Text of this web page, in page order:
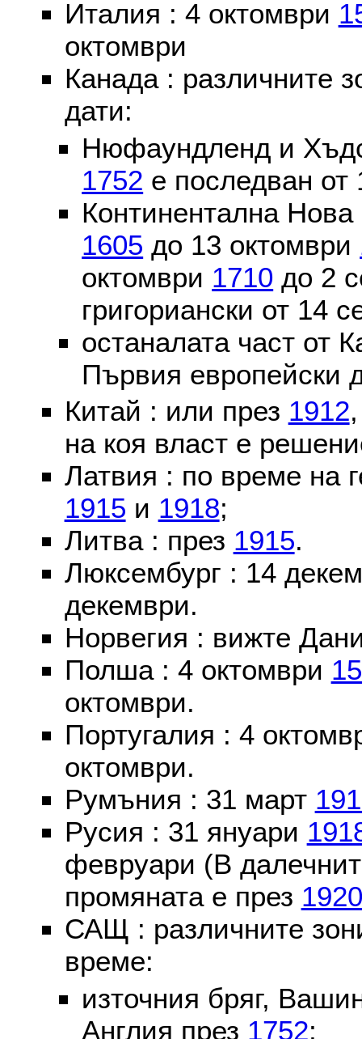
Италия : 4 октомври
октомври
Канада : различните
дати:
Нюфаундленд и
1752 е последван от
Континентална
1605 до 13 октомври
октомври 1710 до 2
григориански от 14
останалата част от
Първия европейски
Китай : или през 1912
на коя власт е
Латвия : по време на
1915 и 1918;
Литва : през 1915.
Люксембург : 14
декември.
Норвегия : вижте
Полша : 4 октомври
октомври.
Португалия : 4
октомври.
Румъния : 31 март
Русия : 31 януари
февруари (В
промяната е през 1920
САЩ : различните
време:
източния бряг,
Англия през 1752;